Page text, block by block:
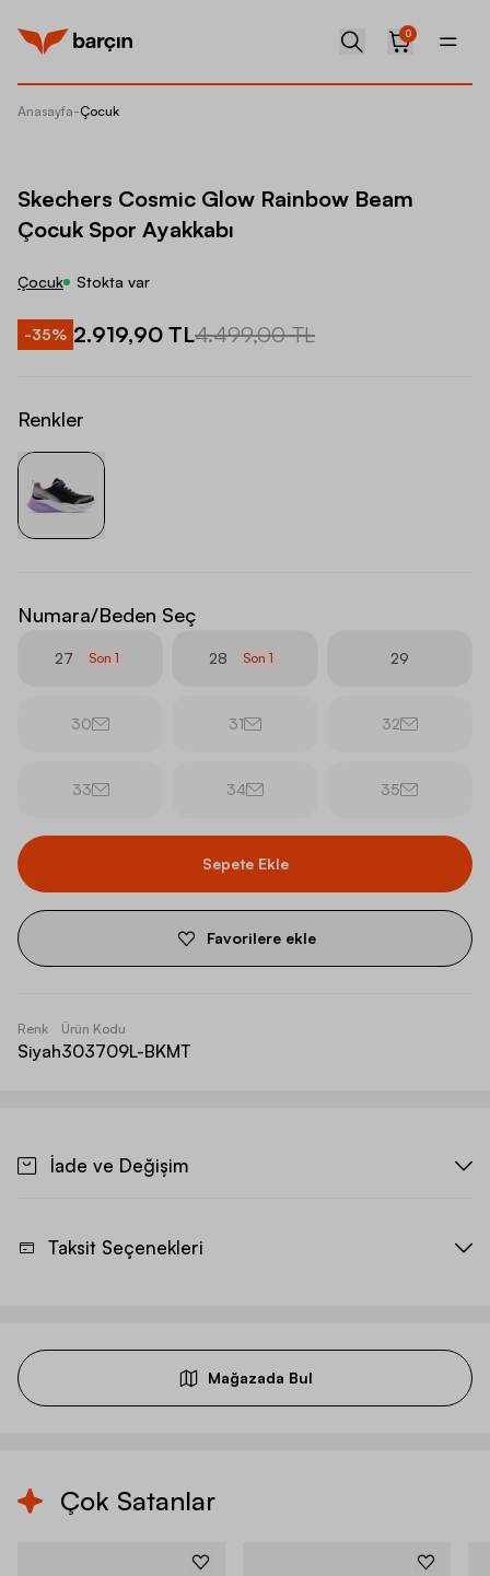
0
Anasayfa-Çocuk
Skechers Cosmic Glow Rainbow Beam
Çocuk Spor Ayakkabı
Çocuk Stokta var
-35% 2.919,90 TL4.499,00 TL
Renkler
Numara/Beden Seç
27 Son1 28 Son1 29
30 31 32
33 34 35
Sepete Ekle
Favorilere ekle
Renk
Siyah
Ürün Kodu
303709L-BKMT
İade ve Değişim
Taksit Seçenekleri
Mağazada Bul
Çok Satanlar